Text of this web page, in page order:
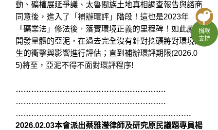
YouTube
捐款
支持
動、礦權展延爭議、太魯閣族土地真相調查報告與諮商
同意後，進入了「補辦環評」階段！這也是2023年
「礦業法 」 修法後 ， 落實環境正義的里程碑！如此龐大
開發量體的亞泥，在過去完全沒有針對挖礦將對環境產
生的衝擊與影響進行評估；直到補辦環評期限(2026.0
5)將至，亞泥不得不面對環評程序!
………………………………………………….
………………………………………………….
………………………………………………….……….
2026.02.03本會派出蔡雅瀅律師及研究原民議題專員楊